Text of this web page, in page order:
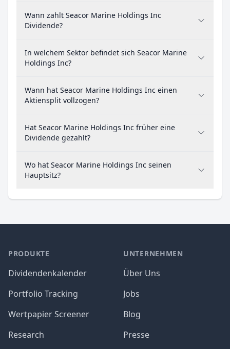
Wann zahlt Seacor Marine Holdings Inc
Dividende?
In welchem Sektor befindet sich Seacor Marine
Holdings Inc?
Wann hat Seacor Marine Holdings Inc einen
Aktiensplit vollzogen?
Hat Seacor Marine Holdings Inc früher eine
Dividende gezahlt?
Wo hat Seacor Marine Holdings Inc seinen
Hauptsitz?
PRODUKTE
Dividendenkalender
Portfolio Tracking
Wertpapier Screener
Research
UNTERNEHMEN
Über Uns
Jobs
Blog
Presse